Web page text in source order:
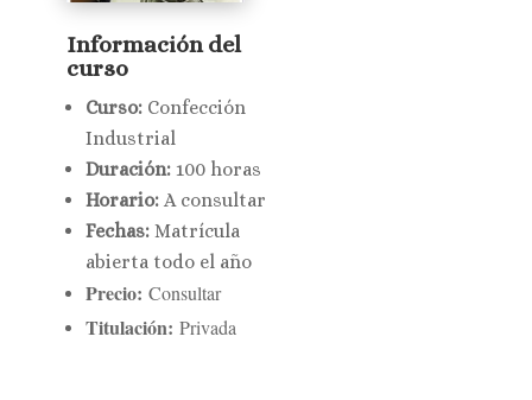
Información del
curso
Curso: Confección
Industrial
Duración:100 horas
Horario:A consultar
Fechas:Matrícula
abierta todo el año
Precio: Consultar
Titulación: Privada